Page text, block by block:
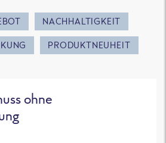
NACHHALTIGKEIT
PRODUKTNEUHEIT
ohne